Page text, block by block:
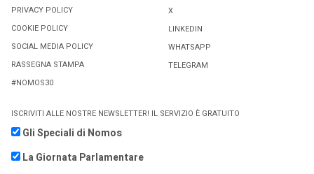
PRIVACY POLICY
COOKIE POLICY
SOCIAL MEDIA POLICY
RASSEGNA STAMPA
#NOMOS30
X
LINKEDIN
WHATSAPP
TELEGRAM
ISCRIVITI ALLE NOSTRE NEWSLETTER! IL SERVIZIO È GRATUITO
Gli Speciali di Nomos
La Giornata Parlamentare